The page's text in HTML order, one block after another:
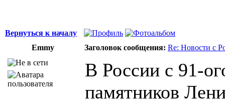
Вернуться к началу
Emmy
Заголовок сообщения: Re: Новости с
В России с 91-
памятников